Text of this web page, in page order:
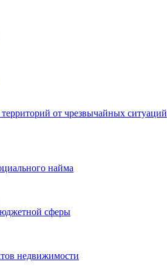
от чрезвычайных ситуаций
найма
сферы
недвижимости